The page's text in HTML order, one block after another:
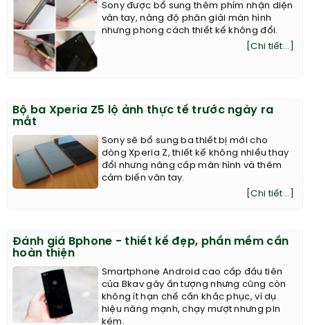
Sony được bổ sung thêm phím nhận diện
vân tay, nâng độ phân giải màn hình
nhưng phong cách thiết kế không đổi.
[Chi tiết...]
Bộ ba Xperia Z5 lộ ảnh thực tế trước ngày ra
mắt
Sony sẽ bổ sung ba thiết bị mới cho
dòng Xperia Z, thiết kế không nhiều thay
đổi nhưng nâng cấp màn hình và thêm
cảm biến vân tay.
[Chi tiết...]
Đánh giá Bphone - thiết kế đẹp, phần mềm cần
hoàn thiện
Smartphone Android cao cấp đầu tiên
của Bkav gây ấn tượng nhưng cũng còn
không ít hạn chế cần khắc phục, ví dụ
hiệu năng mạnh, chạy mượt nhưng pin
kém.